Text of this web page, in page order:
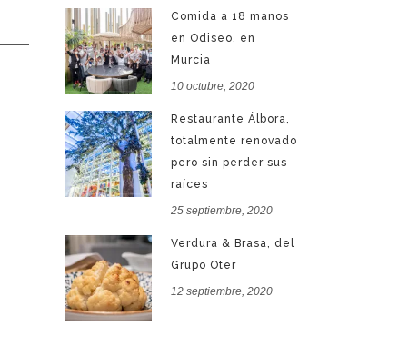
Comida a 18 manos
en Odiseo, en
Murcia
10 octubre, 2020
Restaurante Álbora,
totalmente renovado
pero sin perder sus
raíces
25 septiembre, 2020
Verdura & Brasa, del
Grupo Oter
12 septiembre, 2020